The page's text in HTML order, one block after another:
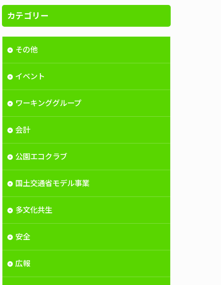
カテゴリー
その他
イベント
ワーキンググループ
会計
公園エコクラブ
国土交通省モデル事業
多文化共生
安全
広報